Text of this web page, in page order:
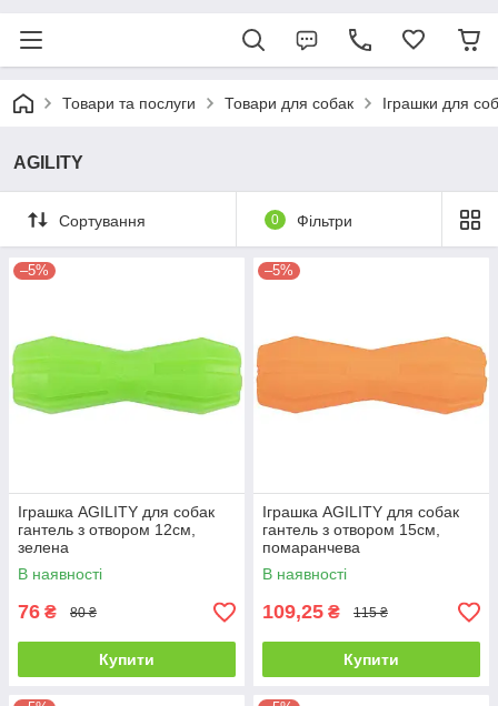
Товари та послуги Товари для собак Іграшки для
AGILITY
Сортування 0 Фільтри
–5%
Іграшка AGILITY для собак
гантель з отвором 12см,
зелена
В наявності
76 ₴ 80 ₴
Купити
–5%
Іграшка AGILITY для собак
гантель з отвором 15см,
помаранчева
В наявності
109,25 ₴ 115 ₴
Купити